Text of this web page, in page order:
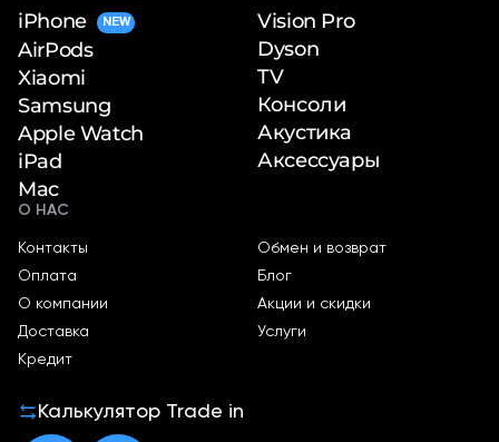
iPhone NEW
AirPods
Xiaomi
Samsung
Apple Watch
iPad
Mac
Vision Pro
Dyson
TV
Консоли
Акустика
Аксессуары
О НАС
Контакты
Оплата
О компании
Доставка
Кредит
Обмен и возврат
Блог
Акции и скидки
Услуги
Калькулятор Trade in